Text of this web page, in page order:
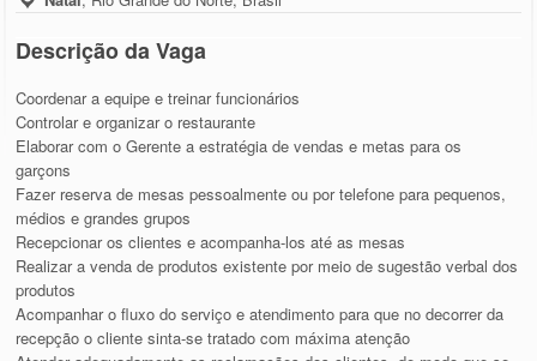
Descrição da Vaga
Coordenar a equipe e treinar funcionários
Controlar e organizar o restaurante
Elaborar com o Gerente a estratégia de vendas e metas para os
garçons
Fazer reserva de mesas pessoalmente ou por telefone para pequenos,
médios e grandes grupos
Recepcionar os clientes e acompanha-los até as mesas
Realizar a venda de produtos existente por meio de sugestão verbal dos
produtos
Acompanhar o fluxo do serviço e atendimento para que no decorrer da
recepção o cliente sinta-se tratado com máxima atenção